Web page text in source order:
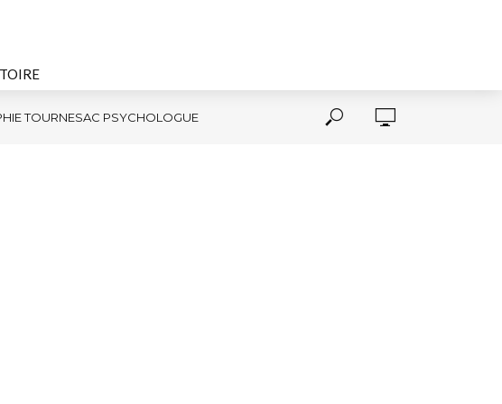
TOURNESAC PSYCHOLOGUE